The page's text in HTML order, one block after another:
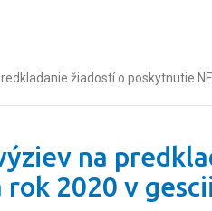
žiadostí o poskytnutie
na
2020 v